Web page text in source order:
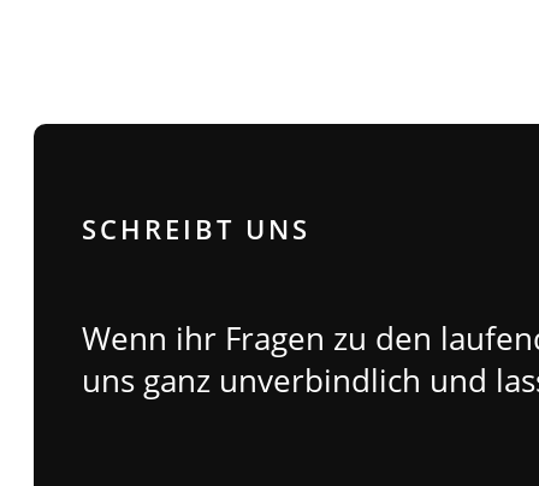
SCHREIBT UNS
Wenn ihr Fragen zu den
uns ganz unverbindlich und